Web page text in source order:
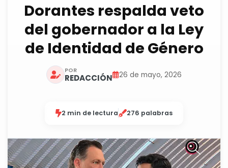
Dorantes respalda veto
del gobernador a la Ley
de Identidad de Género
POR
REDACCIÓN 26 de mayo, 2026
2 min de lectura 276 palabras